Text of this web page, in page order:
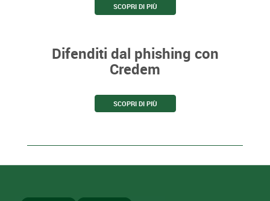
SCOPRI DI PIÙ
Difenditi dal phishing con
Credem
SCOPRI DI PIÙ